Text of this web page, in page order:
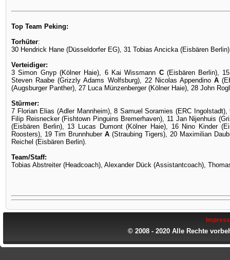
Top Team Peking:
Torhüter:
30 Hendrick Hane (Düsseldorfer EG), 31 Tobias Ancicka (Eisbären
Verteidiger:
3 Simon Gnyp (Kölner Haie), 6 Kai Wissmann C(Eisbären Berlin),
Steven Raabe (Grizzly Adams Wolfsburg), 22 Nicolas AppendinoA
(Augsburger Panther), 27 Luca Münzenberger (Kölner Haie), 28 John
Stürmer:
7 Florian Elias (Adler Mannheim), 8 Samuel Soramies (ERC
Filip Reisnecker (Fishtown Pinguins Bremerhaven), 11 Jan Nijenhuis
(Eisbären Berlin), 13 Lucas Dumont (Kölner Haie), 16 Nino Kinder
Roosters), 19 Tim Brunnhuber A (Straubing Tigers), 20 Maximilian
Reichel (Eisbären Berlin).
Team/Staff:
Tobias Abstreiter (Headcoach), Alexander Dück (Assistantcoach),
© 2008 - 2020 Alle Rechte